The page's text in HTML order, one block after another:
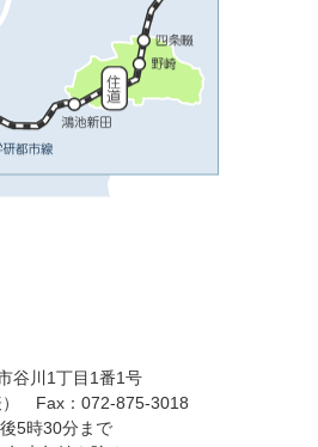
谷川1丁目1番1号
Fax：072-875-3018
5時30分まで